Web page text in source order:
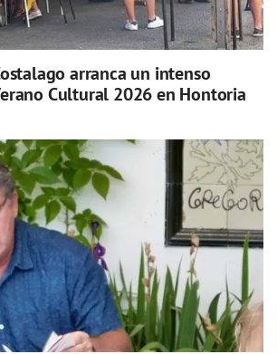
arranca un intenso
Cultural 2026 en Hontoria